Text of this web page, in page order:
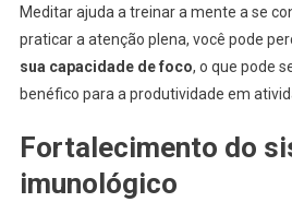
Meditar ajuda a treinar a mente a se
praticar a atenção plena, você pode
sua capacidade de foco, o que pode
benéfico para a produtividade em
Fortalecimento do
imunológico